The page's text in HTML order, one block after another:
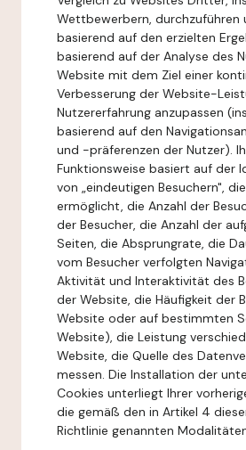
Wettbewerbern, durchzuführen
basierend auf den erzielten
basierend auf der Analyse des
Website mit dem Ziel einer
Verbesserung der Website-
Nutzererfahrung anzupassen
basierend auf den
und -präferenzen der Nutzer).
Funktionsweise basiert auf der
von „eindeutigen Besuchern",
ermöglicht, die Anzahl der
der Besucher, die Anzahl der
Seiten, die Absprungrate, die
vom Besucher verfolgten
Aktivität und Interaktivität des
der Website, die Häufigkeit der
Website oder auf bestimmten
Website), die Leistung
Website, die Quelle des
messen. Die Installation der
Cookies unterliegt Ihrer
die gemäß den in Artikel 4
Richtlinie genannten